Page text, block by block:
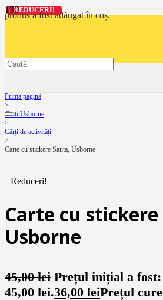
produsa fost adăugat în coș.
Prima pagină
>
Carti Usborne
>
Cărți de activități
>
Carte cu stickere Santa, Usborne
Reduceri!
Carte cu stickere
Usborne
45,00lei Prețul inițial a fost:
45,00 lei.36,00 leiPrețul
REDUCERI!
REDUCERI!
REDUCERI!
REDUCERI!